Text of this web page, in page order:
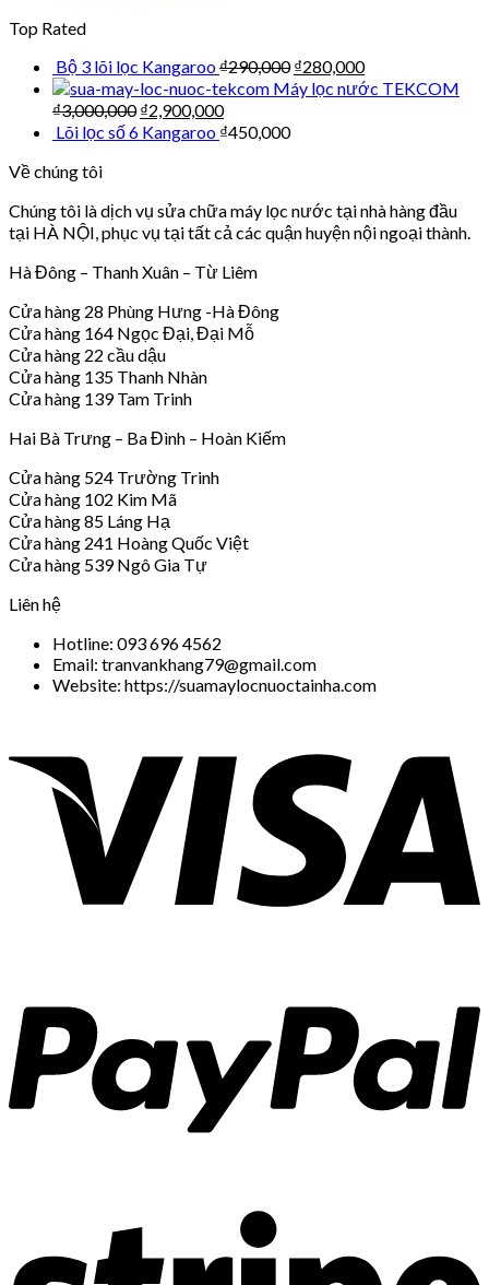
Top Rated
Bộ 3 lõi lọc Kangaroo₫290,000 ₫280,000
Máy lọc nước TEKCOM
₫3,000,000 ₫2,900,000
Lõi lọc số 6 Kangaroo ₫450,000
Về chúng tôi
Chúng tôi là dịch vụ sửa chữa máy lọc nước tại nhà hàng đầu
tại HÀ NỘI, phục vụ tại tất cả các quận huyện nội ngoại thành.
Hà Đông – Thanh Xuân – Từ Liêm
Cửa hàng 28 Phùng Hưng -Hà Đông
Cửa hàng 164 Ngọc Đại, Đại Mỗ
Cửa hàng 22 cầu dậu
Cửa hàng 135 Thanh Nhàn
Cửa hàng 139 Tam Trinh
Hai Bà Trưng – Ba Đình – Hoàn Kiếm
Cửa hàng 524 Trường Trinh
Cửa hàng 102 Kim Mã
Cửa hàng 85 Láng Hạ
Cửa hàng 241 Hoàng Quốc Việt
Cửa hàng 539 Ngô Gia Tự
Liên hệ
Hotline: 093 696 4562
Email: tranvankhang79@gmail.com
Website: https://suamaylocnuoctainha.com